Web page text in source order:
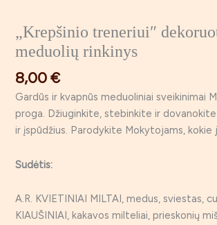
„Krepšinio treneriui″
meduolių rinkinys
8,00€
Gardūs ir kvapnūs meduoliniai sveikinimai
proga. Džiuginkite, stebinkite ir
ir įspūdžius. Parodykite Mokytojams, kokie
Sudėtis:
A.R. KVIETINIAI MILTAI, medus, sviestas,
KIAUŠINIAI, kakavos milteliai, prieskonių
„Krepšinio
treneriui″
dekoruotų
meduolių
rinkinys